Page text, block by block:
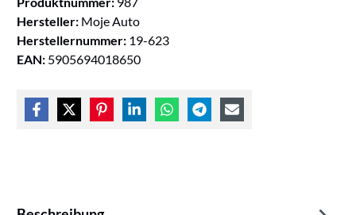
Hersteller: Moje Auto
Herstellernummer: 19-623
EAN: 5905694018650